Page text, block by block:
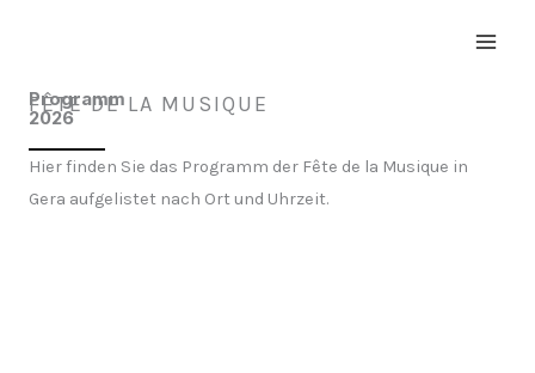
FÊTE DE LA MUSIQUE
Programm
2026
Hier finden Sie das Programm der Fête de la Musique in
Gera aufgelistet nach Ort und Uhrzeit.